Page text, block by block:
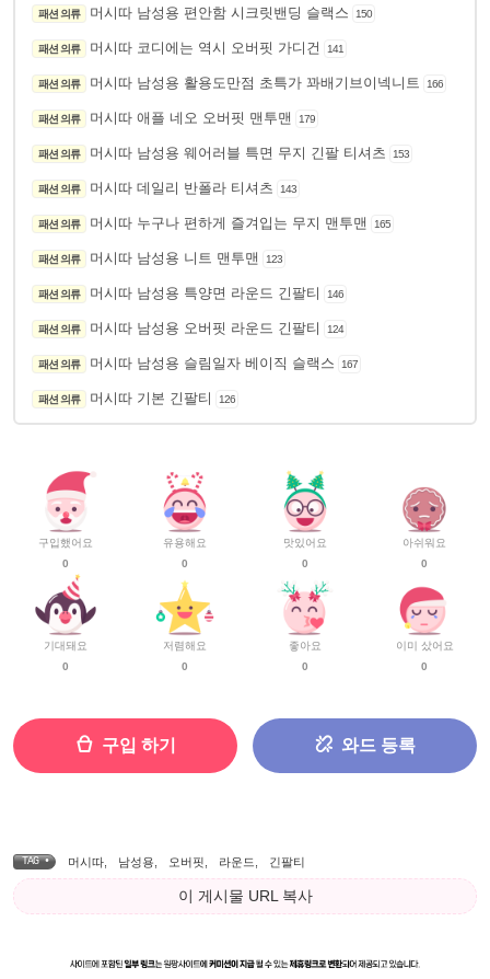
패션 의류 머시따 남성용 편안함 시크릿밴딩 슬랙스 150
패션 의류 머시따 코디에는 역시 오버핏 가디건 141
패션 의류 머시따 남성용 활용도만점 초특가 꽈배기브이넥니트 166
패션 의류 머시따 애플 네오 오버핏 맨투맨 179
패션 의류 머시따 남성용 웨어러블 특면 무지 긴팔 티셔츠 153
패션 의류 머시따 데일리 반폴라 티셔츠 143
패션 의류 머시따 누구나 편하게 즐겨입는 무지 맨투맨 165
패션 의류 머시따 남성용 니트 맨투맨 123
패션 의류 머시따 남성용 특양면 라운드 긴팔티 146
패션 의류 머시따 남성용 오버핏 라운드 긴팔티 124
패션 의류 머시따 남성용 슬림일자 베이직 슬랙스 167
패션 의류 머시따 기본 긴팔티 126
구입했어요
0
기대돼요
0
유용해요
0
저렴해요
0
맛있어요
0
좋아요
0
아쉬워요
0
이미 샀어요
0
구입 하기 와드 등록
TAG • 머시따 남성용 오버핏 라운드 긴팔티
이 게시물 URL 복사